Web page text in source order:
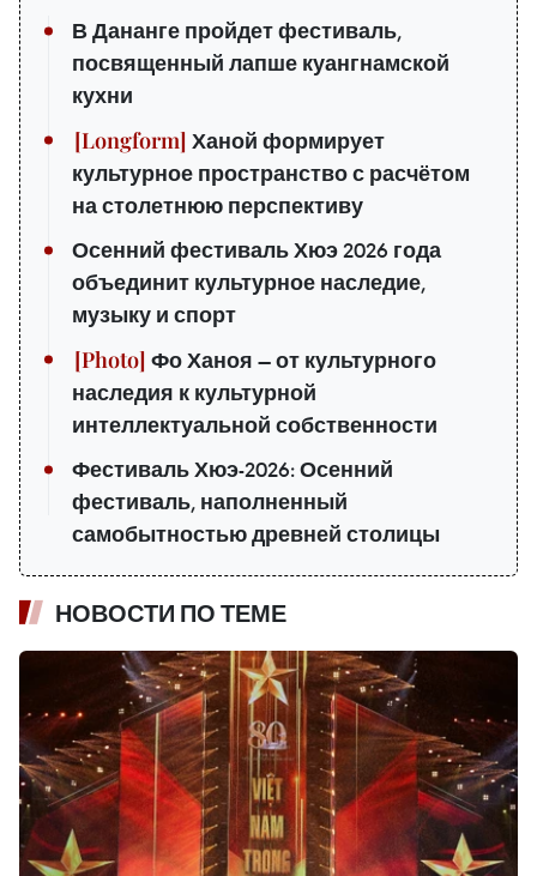
В Дананге пройдет фестиваль,
посвященный лапше куангнамской
кухни
Ханой формирует
культурное пространство с расчётом
на столетнюю перспективу
Осенний фестиваль Хюэ 2026 года
объединит культурное наследие,
музыку и спорт
Фо Ханоя — от культурного
наследия к культурной
интеллектуальной собственности
Фестиваль Хюэ-2026: Осенний
фестиваль, наполненный
самобытностью древней столицы
НОВОСТИ ПО ТЕМЕ